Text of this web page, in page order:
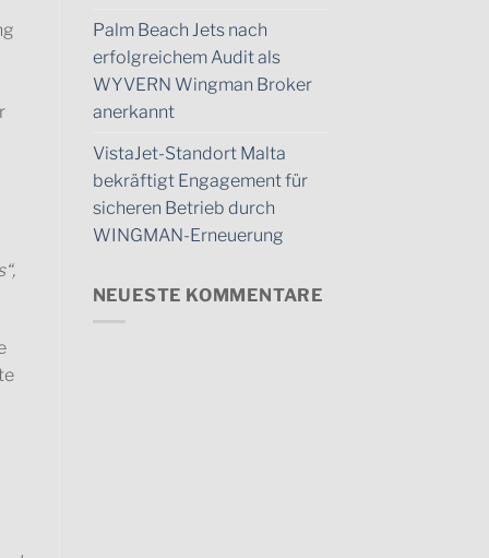
Palm Beach Jets nach
erfolgreichem Audit als
WYVERN Wingman Broker
anerkannt
VistaJet-Standort Malta
bekräftigt Engagement für
sicheren Betrieb durch
WINGMAN-Erneuerung
NEUESTE KOMMENTARE